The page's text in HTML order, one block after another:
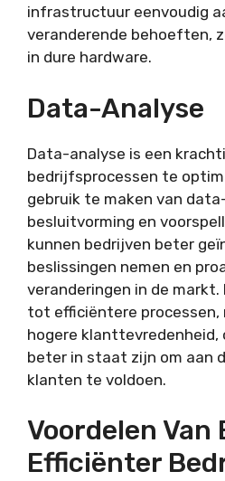
infrastructuur eenvoudig
veranderende behoeften,
in dure hardware.
Data-Analyse
Data-analyse is een
bedrijfsprocessen te
gebruik te maken van
besluitvorming en
kunnen bedrijven beter
beslissingen nemen en
veranderingen in de
tot efficiëntere processen,
hogere klanttevredenheid,
beter in staat zijn om aan
klanten te voldoen.
Voordelen Van
Efficiënter